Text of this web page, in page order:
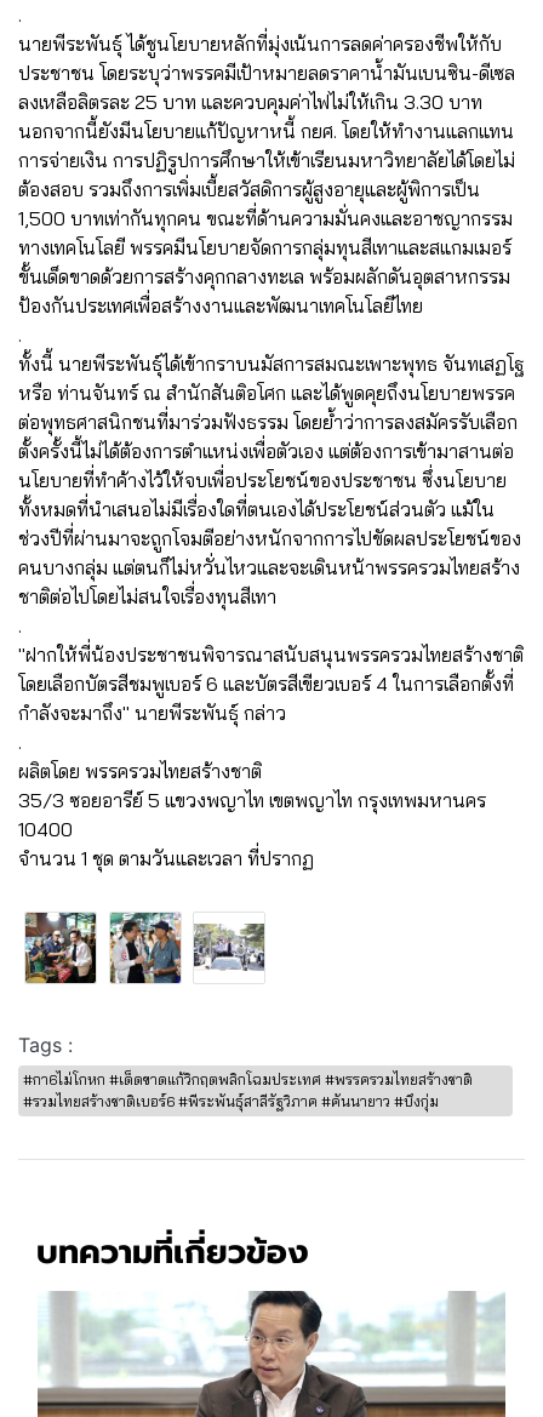
.
นายพีระพันธุ์ ได้ชูนโยบายหลักที่มุ่งเน้นการลดค่าครองชีพให้กับ
ประชาชน โดยระบุว่าพรรคมีเป้าหมายลดราคาน้ำมันเบนซิน-ดีเซล
ลงเหลือลิตรละ 25 บาท และควบคุมค่าไฟไม่ให้เกิน 3.30 บาท
นอกจากนี้ยังมีนโยบายแก้ปัญหาหนี้ กยศ. โดยให้ทำงานแลกแทน
การจ่ายเงิน การปฏิรูปการศึกษาให้เข้าเรียนมหาวิทยาลัยได้โดยไม่
ต้องสอบ รวมถึงการเพิ่มเบี้ยสวัสดิการผู้สูงอายุและผู้พิการเป็น
1,500 บาทเท่ากันทุกคน ขณะที่ด้านความมั่นคงและอาชญากรรม
ทางเทคโนโลยี พรรคมีนโยบายจัดการกลุ่มทุนสีเทาและสแกมเมอร์
ขั้นเด็ดขาดด้วยการสร้างคุกกลางทะเล พร้อมผลักดันอุตสาหกรรม
ป้องกันประเทศเพื่อสร้างงานและพัฒนาเทคโนโลยีไทย
.
ทั้งนี้ นายพีระพันธุ์ได้เข้ากราบนมัสการสมณะเพาะพุทธ จันทเสฏโฐ
หรือ ท่านจันทร์ ณ สำนักสันติอโศก และได้พูดคุยถึงนโยบายพรรค
ต่อพุทธศาสนิกชนที่มาร่วมฟังธรรม โดยย้ำว่าการลงสมัครรับเลือก
ตั้งครั้งนี้ไม่ได้ต้องการตำแหน่งเพื่อตัวเอง แต่ต้องการเข้ามาสานต่อ
นโยบายที่ทำค้างไว้ให้จบเพื่อประโยชน์ของประชาชน ซึ่งนโยบาย
ทั้งหมดที่นำเสนอไม่มีเรื่องใดที่ตนเองได้ประโยชน์ส่วนตัว แม้ใน
ช่วงปีที่ผ่านมาจะถูกโจมตีอย่างหนักจากการไปขัดผลประโยชน์ของ
คนบางกลุ่ม แต่ตนก็ไม่หวั่นไหวและจะเดินหน้าพรรครวมไทยสร้าง
ชาติต่อไปโดยไม่สนใจเรื่องทุนสีเทา
.
"ฝากให้พี่น้องประชาชนพิจารณาสนับสนุนพรรครวมไทยสร้างชาติ
โดยเลือกบัตรสีชมพูเบอร์ 6 และบัตรสีเขียวเบอร์ 4 ในการเลือกตั้งที่
กำลังจะมาถึง" นายพีระพันธุ์ กล่าว
.
ผลิตโดย พรรครวมไทยสร้างชาติ
35/3 ซอยอารีย์ 5 แขวงพญาไท เขตพญาไท กรุงเทพมหานคร
10400
จำนวน 1 ชุด ตามวันและเวลา ที่ปรากฏ
Tags :
#กา6ไม่โกหก #เด็ดขาดแก้วิกฤตพลิกโฉมประเทศ #พรรครวมไทยสร้างชาติ
#รวมไทยสร้างชาติเบอร์6 #พีระพันธุ์สาลีรัฐวิภาค #คันนายาว #บึงกุ่ม
บทความที่เกี่ยวข้อง